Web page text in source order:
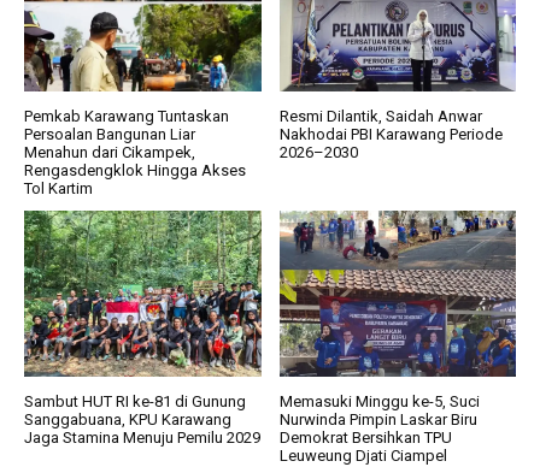
Pemkab Karawang Tuntaskan
Persoalan Bangunan Liar
Menahun dari Cikampek,
Rengasdengklok Hingga Akses
Tol Kartim
Resmi Dilantik, Saidah Anwar
Nakhodai PBI Karawang Periode
2026–2030
Sambut HUT RI ke-81 di Gunung
Sanggabuana, KPU Karawang
Jaga Stamina Menuju Pemilu 2029
Memasuki Minggu ke-5, Suci
Nurwinda Pimpin Laskar Biru
Demokrat Bersihkan TPU
Leuweung Djati Ciampel